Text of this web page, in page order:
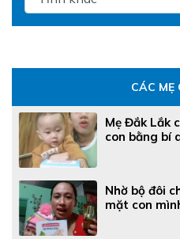
CÁC MẸ
Mẹ Đắk Lắk
con bằng bí
Nhờ bộ đôi
mặt con